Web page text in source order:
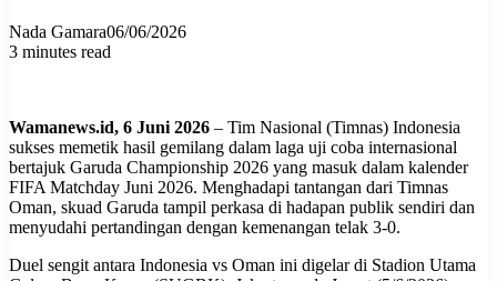
Nada Gamara06/06/2026
3 minutes read
Wamanews.id, 6 Juni 2026 – Tim Nasional (Timnas) Indonesia
sukses memetik hasil gemilang dalam laga uji coba internasional
bertajuk Garuda Championship 2026 yang masuk dalam kalender
FIFA Matchday Juni 2026. Menghadapi tantangan dari Timnas
Oman, skuad Garuda tampil perkasa di hadapan publik sendiri dan
menyudahi pertandingan dengan kemenangan telak 3-0.
Duel sengit antara Indonesia vs Oman ini digelar di Stadion Utama